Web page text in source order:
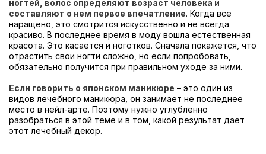
ногтей, волос определяют возраст человека и
составляют о нем первое впечатление. Когда все
наращено, это смотрится искусственно и не всегда
красиво. В последнее время в моду вошла естественная
красота. Это касается и ноготков. Сначала покажется, что
отрастить свои ногти сложно, но если попробовать,
обязательно получится при правильном уходе за ними.
Если говорить о японском маникюре – это один из
видов лечебного маникюра, он занимает не последнее
место в нейл-арте. Поэтому нужно углубленно
разобраться в этой теме и в том, какой результат дает
этот лечебный декор.